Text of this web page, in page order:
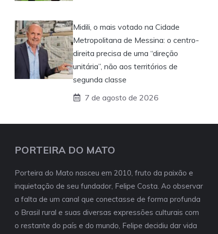
Midili, o mais votado na Cidade
Metropolitana de Messina: o centro-
direita precisa de uma “direção
unitária”, não aos territórios de
segunda classe
7 de agosto de 2026
PORTEIRA DO MATO
Porteira do Mato nasceu em 2010, fruto da paixão e
inquietação de seu fundador, Felipe Costa. Ao observar
a falta de um canal que conectasse de forma profunda
o Brasil rural e suas diversas expressões culturais com
o restante do país e do mundo, Felipe decidiu dar vida